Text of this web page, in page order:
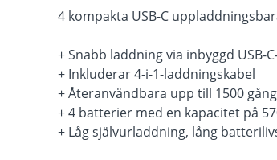
4 kompakta USB-C
+ Snabb laddning via inbyggd USB-
+ Inkluderar 4-i-1-laddningskabel
+ Återanvändbara upp till 1500
+ 4 batterier med en kapacitet på
+ Låg självurladdning, lång